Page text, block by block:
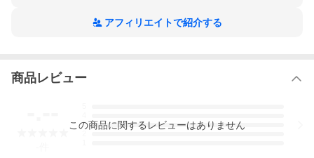
アフィリエイトで紹介する
商品レビュー
3
この商品に関するレビューはありません